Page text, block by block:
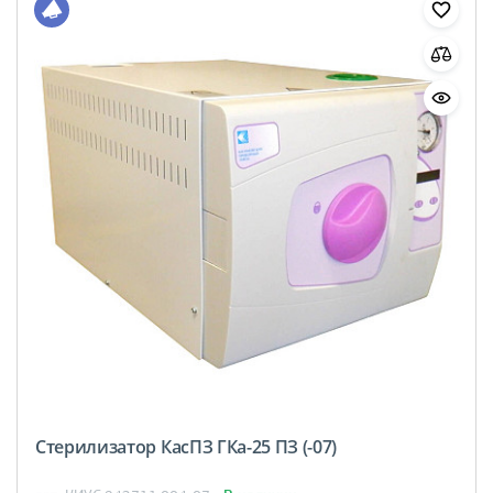
Стерилизатор КасПЗ ГКа-25 ПЗ (-07)